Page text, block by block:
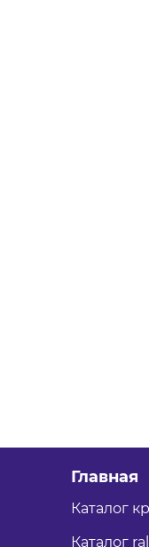
Главная
Каталог
Каталог ral